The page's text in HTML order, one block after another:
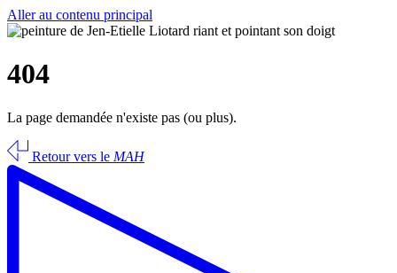
Aller au contenu principal
404
La page demandée n'existe pas (ou plus).
Retour vers le MAH